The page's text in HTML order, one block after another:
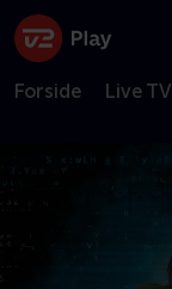
Forside Live TV